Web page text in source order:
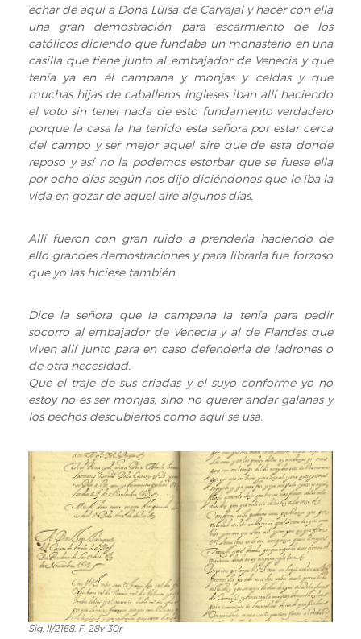
echar de aquí a Doña Luisa de Carvajal y hacer con ella
una gran demostración para escarmiento de los
católicos diciendo que fundaba un monasterio en una
casilla que tiene junto al embajador de Venecia y que
tenía ya en él campana y monjas y celdas y que
muchas hijas de caballeros ingleses iban allí haciendo
el voto sin tener nada de esto fundamento verdadero
porque la casa la ha tenido esta señora por estar cerca
del campo y ser mejor aquel aire que de esta donde
reposo y así no la podemos estorbar que se fuese ella
por ocho días según nos dijo diciéndonos que le iba la
vida en gozar de aquel aire algunos días.
Allí fueron con gran ruido a prenderla haciendo de
ello grandes demostraciones y para librarla fue forzoso
que yo las hiciese también.
Dice la señora que la campana la tenía para pedir
socorro al embajador de Venecia y al de Flandes que
viven allí junto para en caso defenderla de ladrones o
de otra necesidad.
Que el traje de sus criadas y el suyo conforme yo no
estoy no es ser monjas, sino no querer andar galanas y
los pechos descubiertos como aquí se usa.
Sig:
Sig: II/2168. F. 28v-30r